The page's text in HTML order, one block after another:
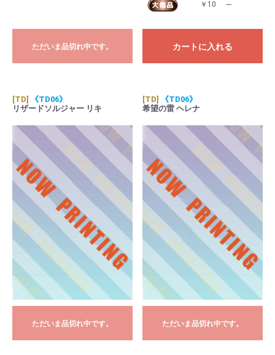
ただいま品切れ中です。
￥10 ---
カートに入れる
[TD]
《TD06》
リザードソルジャー リキ
ただいま品切れ中です。
[TD]
《TD06》
希望の雷 ヘレナ
ただいま品切れ中です。